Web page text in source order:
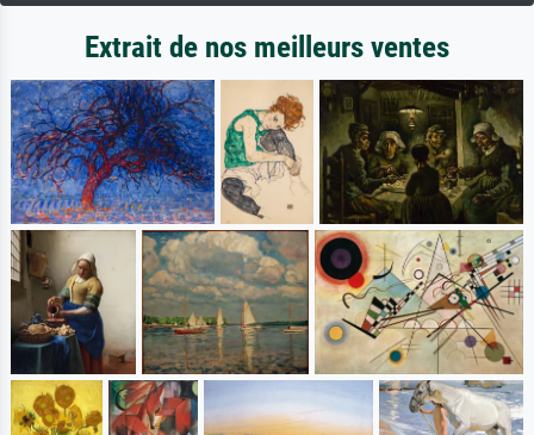
Extrait de nos meilleurs ventes